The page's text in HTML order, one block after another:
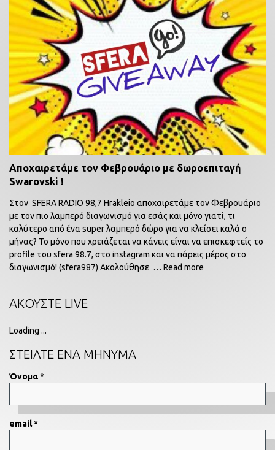
Αποχαιρετάμε τον Φεβρουάριο με δωροεπιταγή
Swarovski !
Στον SFERA RADIO 98,7 Hrakleio αποχαιρετάμε τον Φεβρουάριο
με τον πιο λαμπερό διαγωνισμό για εσάς και μόνο γιατί, τι
καλύτερο από ένα super λαμπερό δώρο για να κλείσει καλά ο
μήνας? Το μόνο που χρειάζεται να κάνεις είναι να επισκεφτείς το
profile του sfera 98.7, στο instagram και να πάρεις μέρος στο
διαγωνισμό! (sfera987) Ακολούθησε … Read more
ΑΚΟΥΣΤΕ LIVE
Loading ...
ΣΤΕΙΛΤΕ ΕΝΑ ΜΗΝΥΜΑ
Όνομα *
email *